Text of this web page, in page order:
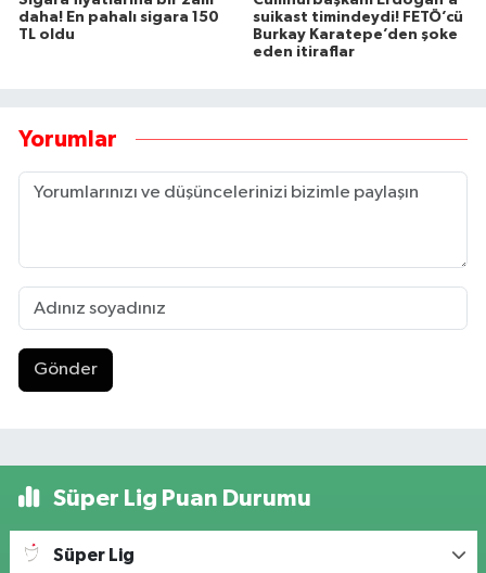
daha! En pahalı sigara 150
TL oldu
suikast timindeydi! FETÖ’cü
Burkay Karatepe’den şoke
eden itiraflar
Yorumlar
Gönder
Süper Lig Puan Durumu
Süper Lig